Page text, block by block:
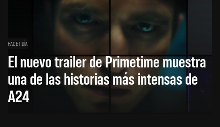
HACE 1 DÍA
El nuevo trailer de Primetime muestra
una de las historias más intensas de
A24